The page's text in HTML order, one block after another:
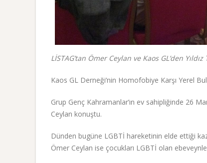
LİSTAG’tan Ömer Ceylan ve Kaos GL’den
Kaos GL Derneği’nin Homofobiye Karşı Yerel
Grup Genç Kahramanlar’ın ev sahipliğinde 26
Ceylan konuştu.
Dünden bugüne ‎LGBTİ hareketinin elde ettiği
Ömer Ceylan ise çocukları LGBTİ olan